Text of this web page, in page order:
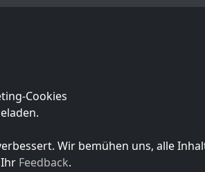
Cookies
Wir bemühen uns, alle
Feedback.